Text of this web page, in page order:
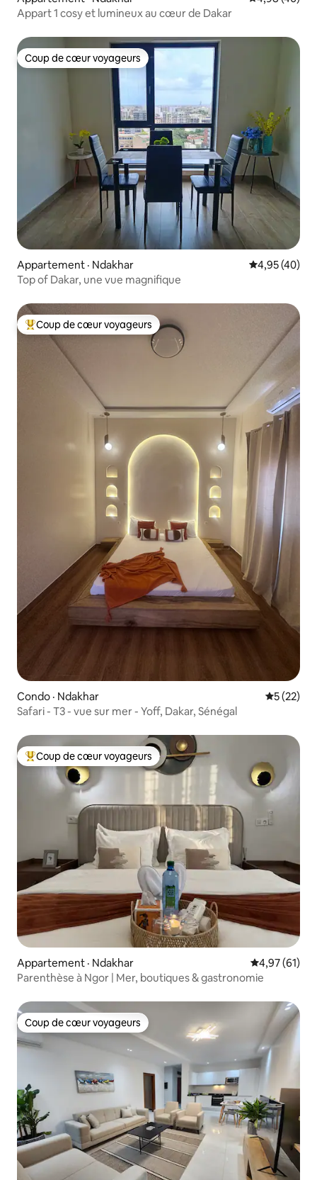
Appart 1 cosy et lumineux au cœur de Dakar
Coup de cœur voyageurs
Coup de cœur voyageurs
Appartement · Ndakhar Note
4,95 (40)
Top of Dakar, une vue magnifique
Coup de cœur voyageurs parmi les plus aimés
Coup de cœur voyageurs
Condo · Ndakhar Note
5 (22)
Safari - T3 - vue sur mer - Yoff, Dakar, Sénégal
Coup de cœur voyageurs parmi les plus aimés
Coup de cœur voyageurs
Appartement · Ndakhar Note
4,97 (61)
Parenthèse à Ngor | Mer, boutiques & gastronomie
Coup de cœur voyageurs
Coup de cœur voyageurs